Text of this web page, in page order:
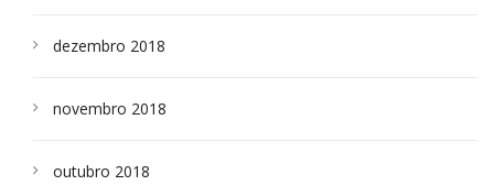
dezembro 2018
novembro 2018
outubro 2018